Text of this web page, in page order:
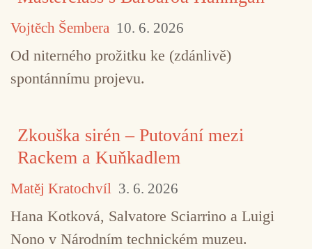
Vojtěch Šembera 10. 6. 2026
Od niterného prožitku ke (zdánlivě)
spontánnímu projevu.
Zkouška sirén – Putování mezi
Rackem a Kuňkadlem
Matěj Kratochvíl 3. 6. 2026
Hana Kotková, Salvatore Sciarrino a Luigi
Nono v Národním technickém muzeu.